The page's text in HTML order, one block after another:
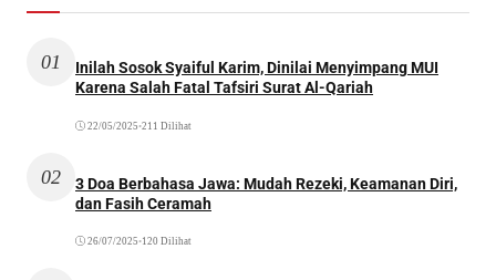
01
Inilah Sosok Syaiful Karim, Dinilai Menyimpang MUI
Karena Salah Fatal Tafsiri Surat Al-Qariah
22/05/2025 •211 Dilihat
02
3 Doa Berbahasa Jawa: Mudah Rezeki, Keamanan Diri,
dan Fasih Ceramah
26/07/2025 •120 Dilihat